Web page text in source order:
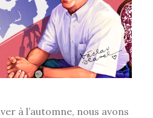
à l’automne, nous avons